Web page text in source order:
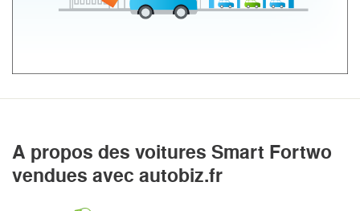
A propos des voitures Smart Fortwo
vendues avec autobiz.fr